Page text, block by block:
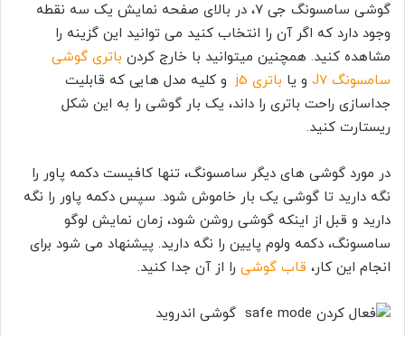
گوشی سامسونگ جی 7، در بالای صفحه نمایش یک سه نقطه
وجود دارد که اگر آن را انتخاب کنید می توانید این گزینه را
مشاهده کنید. همچنین میتوانید با خارج کردن باتری گوشی
سامسونگ J7
و یا باتری j5
و کلیه مدل هایی که قابلیت
جداسازی راحت باتری را داند، یک بار گوشی را به این شکل
ریستارت کنید.
در مورد گوشی های دیگر سامسونگ، تنها کافیست دکمه پاور را
نگه دارید تا گوشی یک بار خاموش شود. سپس دکمه پاور را نگه
دارید و قبل از اینکه گوشی روشن شود، زمان نمایش لوگو
سامسونگ، دکمه ولوم پایین را نگه دارید. پیشنهاد می شود برای
انجام این کار، قاب گوشی را از آن جدا کنید.